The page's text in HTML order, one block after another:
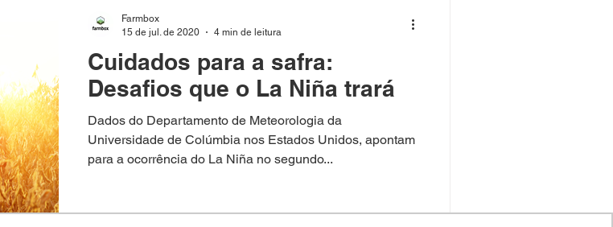
Cobertura de solo Colheita Consultoria
Elaphria Deltóide Elaphria Agrotina Ervas daninhas
fenômeno climático
Cuidados para a safra:
Desafios que o La Niña trará
Dados do Departamento de Meteorologia da
Universidade de Colúmbia nos Estados Unidos, apontam
para a ocorrência do La Niña no segundo...
Farmbox
15 de jul. de 2020
4 min de leitura